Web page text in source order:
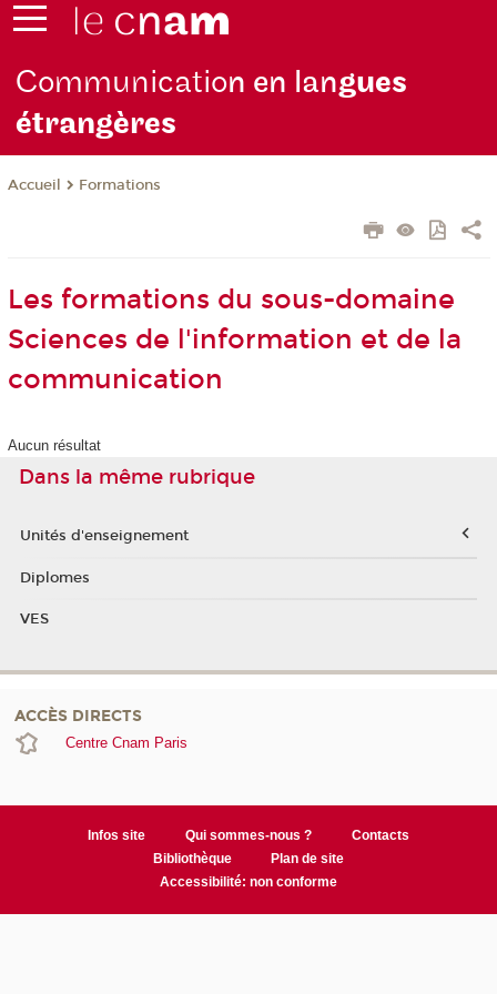
Communication en langues
étrangères
Accueil Formations
Les formations du sous-domaine
Sciences de l'information et de la
communication
Aucun résultat
Dans la même rubrique
Unités d'enseignement
Diplomes
VES
ACCÈS DIRECTS
Centre Cnam Paris
Infos site Qui sommes-nous ?
Contacts
Bibliothèque
Plan de site
Accessibilité: non conforme